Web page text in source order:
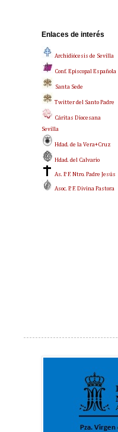
Enlaces de interés
Archidiócesis de Sevilla
Conf. Episcopal Española
Santa Sede
Twitter del Santo Padre
Cáritas Diocesana
Sevilla
Hdad. de la Vera+Cruz
Hdad. del Calvario
As. P. F. Ntro. Padre Jesús
Asoc. P. F. Divina Pastora